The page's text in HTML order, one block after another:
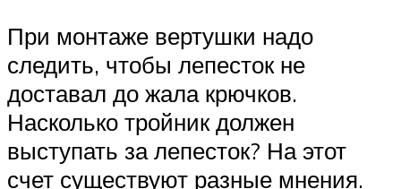
При монтаже вертушки надо
следить, чтобы лепесток не
доставал до жала крючков.
Насколько тройник должен
выступать за лепесток? На этот
счет существуют разные мнения.